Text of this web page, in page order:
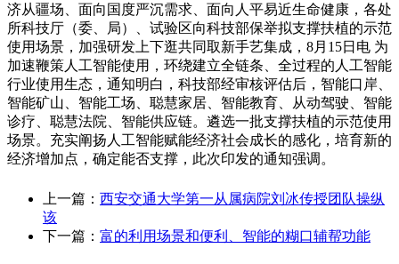
济从疆场、面向国度严沉需求、面向人平易近生命健康，各处
所科技厅（委、局）、试验区向科技部保举拟支撑扶植的示范
使用场景，加强研发上下逛共同取新手艺集成，8月15日电 为
加速鞭策人工智能使用，环绕建立全链条、全过程的人工智能
行业使用生态，通知明白，科技部经审核评估后，智能口岸、
智能矿山、智能工场、聪慧家居、智能教育、从动驾驶、智能
诊疗、聪慧法院、智能供应链。遴选一批支撑扶植的示范使用
场景。充实阐扬人工智能赋能经济社会成长的感化，培育新的
经济增加点，确定能否支撑，此次印发的通知强调。
上一篇： 西安交通大学第一从属病院刘冰传授团队操纵
该
下一篇： 富的利用场景和便利、智能的糊口辅帮功能